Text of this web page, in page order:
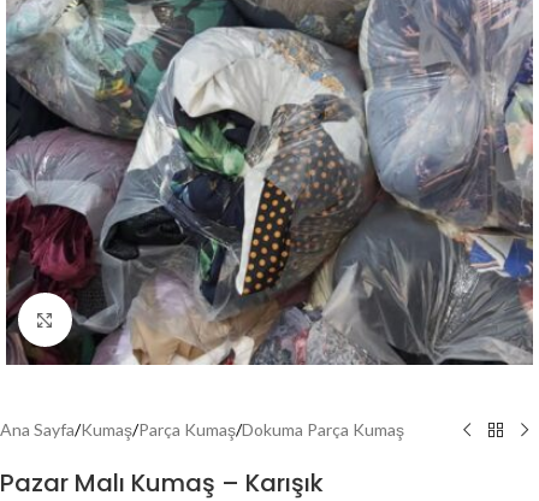
Genişlet
Ana Sayfa/Kumaş/Parça Kumaş/Dokuma Parça Kumaş
Pazar Malı Kumaş – Karışık